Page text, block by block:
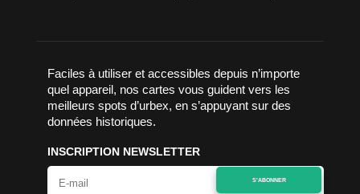
Faciles à utiliser et accessibles depuis n’importe
quel appareil, nos cartes vous guident vers les
meilleurs spots d’urbex, en s’appuyant sur des
données historiques.
INSCRIPTION NEWSLETTER
S'ABONNER